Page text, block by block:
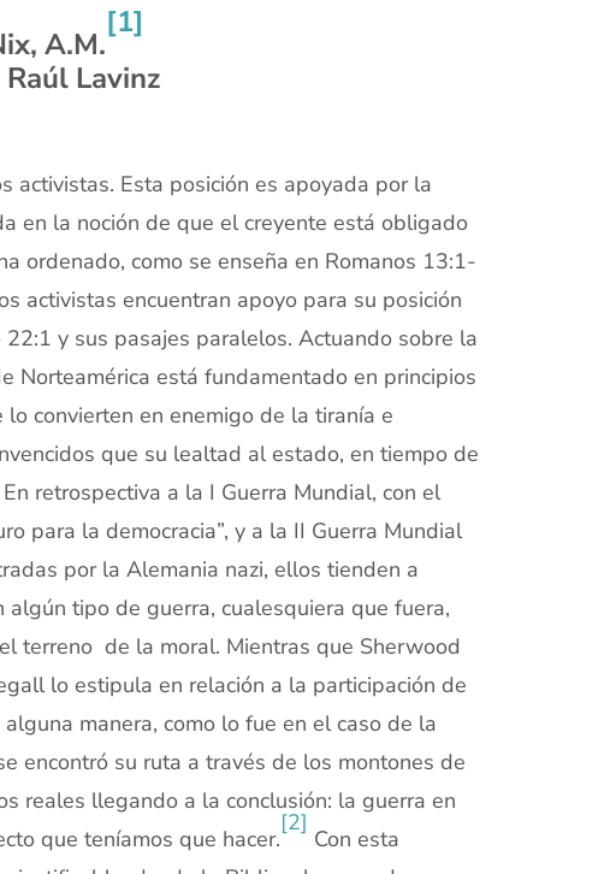
A.M.
[1]
Lavinz
activistas. Esta posición es apoyada por la
en la noción de que el creyente está obligado
ordenado, como se enseña en Romanos 13:1-
activistas encuentran apoyo para su posición
y sus pasajes paralelos. Actuando sobre la
Norteamérica está fundamentado en principios
convierten en enemigo de la tiranía e
que su lealtad al estado, en tiempo de
retrospectiva a la I Guerra Mundial, con el
para la democracia”, y a la II Guerra Mundial
por la Alemania nazi, ellos tienden a
tipo de guerra, cualesquiera que fuera,
terreno de la moral. Mientras que Sherwood
lo estipula en relación a la participación de
manera, como lo fue en el caso de la
encontró su ruta a través de los montones de
reales llegando a la conclusión: la guerra en
que teníamos que hacer.
[2]
Con esta